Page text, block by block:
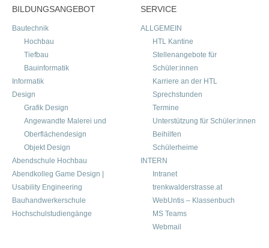
BILDUNGSANGEBOT
Bautechnik
Hochbau
Tiefbau
Bauinformatik
Informatik
Design
Grafik Design
Angewandte Malerei und
Oberflächendesign
Objekt Design
Abendschule Hochbau
Abendkolleg Game Design |
Usability Engineering
Bauhandwerkerschule
Hochschulstudiengänge
SERVICE
ALLGEMEIN
HTL Kantine
Stellenangebote für
Schüler:innen
Karriere an der HTL
Sprechstunden
Termine
Unterstützung für Schüler:innen
Beihilfen
Schülerheime
INTERN
Intranet
trenkwalderstrasse.at
WebUntis – Klassenbuch
MS Teams
Webmail